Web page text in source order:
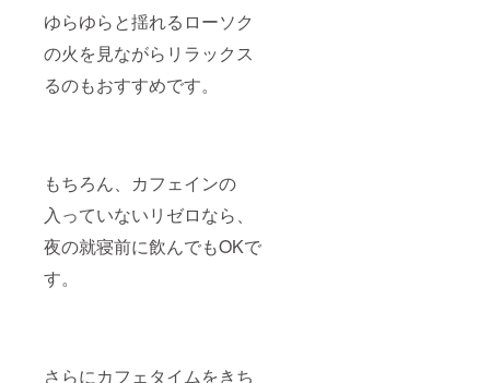
ゆらゆらと揺れるローソク
の火を見ながらリラックス
るのもおすすめです。
もちろん、カフェインの
入っていないリゼロなら、
夜の就寝前に飲んでもOKで
す。
さらにカフェタイムをきち